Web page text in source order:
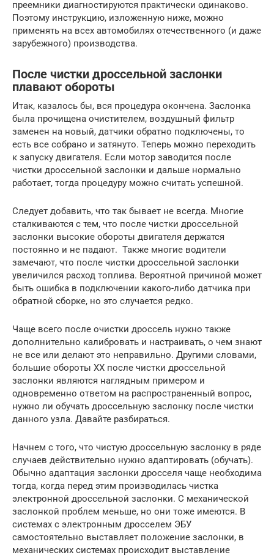
преемники диагностируются практически одинаково.
Поэтому инструкцию, изложенную ниже, можно
применять на всех автомобилях отечественного (и даже
зарубежного) производства.
После чистки дроссельной заслонки
плавают обороты
Итак, казалось бы, вся процедура окончена. Заслонка
была прочищена очистителем, воздушный фильтр
заменен на новый, датчики обратно подключены, то
есть все собрано и затянуто. Теперь можно переходить
к запуску двигателя. Если мотор заводится после
чистки дроссельной заслонки и дальше нормально
работает, тогда процедуру можно считать успешной.
Следует добавить, что так бывает не всегда. Многие
сталкиваются с тем, что после чистки дроссельной
заслонки высокие обороты двигателя держатся
постоянно и не падают. Также многие водители
замечают, что после чистки дроссельной заслонки
увеличился расход топлива. Вероятной причиной может
быть ошибка в подключении какого-либо датчика при
обратной сборке, но это случается редко.
Чаще всего после очистки дроссель нужно также
дополнительно калибровать и настраивать, о чем знают
не все или делают это неправильно. Другими словами,
большие обороты ХХ после чистки дроссельной
заслонки являются наглядным примером и
одновременно ответом на распространенный вопрос,
нужно ли обучать дроссельную заслонку после чистки
данного узла. Давайте разбираться.
Начнем с того, что чистую дроссельную заслонку в ряде
случаев действительно нужно адаптировать (обучать).
Обычно адаптация заслонки дросселя чаще необходима
тогда, когда перед этим производилась чистка
электронной дроссельной заслонки. С механической
заслонкой проблем меньше, но они тоже имеются. В
системах с электронным дросселем ЭБУ
самостоятельно выставляет положение заслонки, в
механических системах происходит выставление